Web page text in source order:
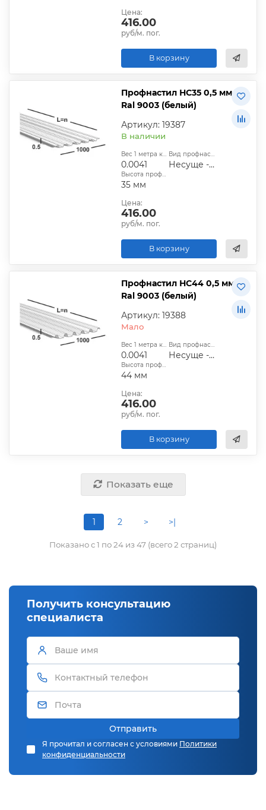
Цена:
416.00
руб/м. пог.
В корзину
Профнастил НС35 0,5 мм
Ral 9003 (белый)
Артикул: 19387
В наличии
Вес 1 метра квадратного, т:
0.0041
Вид профнастила:
Несуще - стеновой
Высота профиля:
35 мм
Цена:
416.00
руб/м. пог.
В корзину
Профнастил НС44 0,5 мм
Ral 9003 (белый)
Артикул: 19388
Мало
Вес 1 метра квадратного, т:
0.0041
Вид профнастила:
Несуще - стеновой
Высота профиля:
44 мм
Цена:
416.00
руб/м. пог.
В корзину
Показать еще
1 2 > >|
Показано с 1 по 24 из 47 (всего 2 страниц)
Получить консультацию
специалиста
Отправить
Я прочитал и согласен с условиями Политики
конфиденциальности